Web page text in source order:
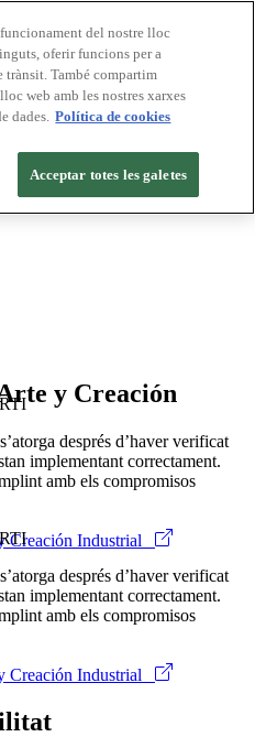
s’atorga després d’haver verificat
implementant correctament.
amb els compromisos
Creación Industrial
y Creación
s’atorga després d’haver verificat
implementant correctament.
amb els compromisos
Creación Industrial
del nostre lloc
oferir funcions per a
trànsit. També compartim
web amb les nostres xarxes
dades. Política de cookies
Acceptar totes les galetes